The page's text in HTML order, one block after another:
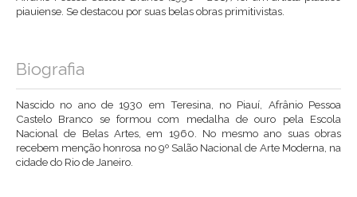
piauiense. Se destacou por suas belas obras primitivistas.
Biografia
Nascido no ano de 1930 em Teresina, no Piauí, Afrânio Pessoa
Castelo Branco se formou com medalha de ouro pela Escola
Nacional de Belas Artes, em 1960. No mesmo ano suas obras
recebem menção honrosa no 9º Salão Nacional de Arte Moderna, na
cidade do Rio de Janeiro.